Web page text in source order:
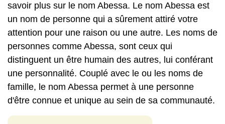
savoir plus sur le nom Abessa. Le nom Abessa est
un nom de personne qui a sûrement attiré votre
attention pour une raison ou une autre. Les noms de
personnes comme Abessa, sont ceux qui
distinguent un être humain des autres, lui conférant
une personnalité. Couplé avec le ou les noms de
famille, le nom Abessa permet à une personne
d'être connue et unique au sein de sa communauté.